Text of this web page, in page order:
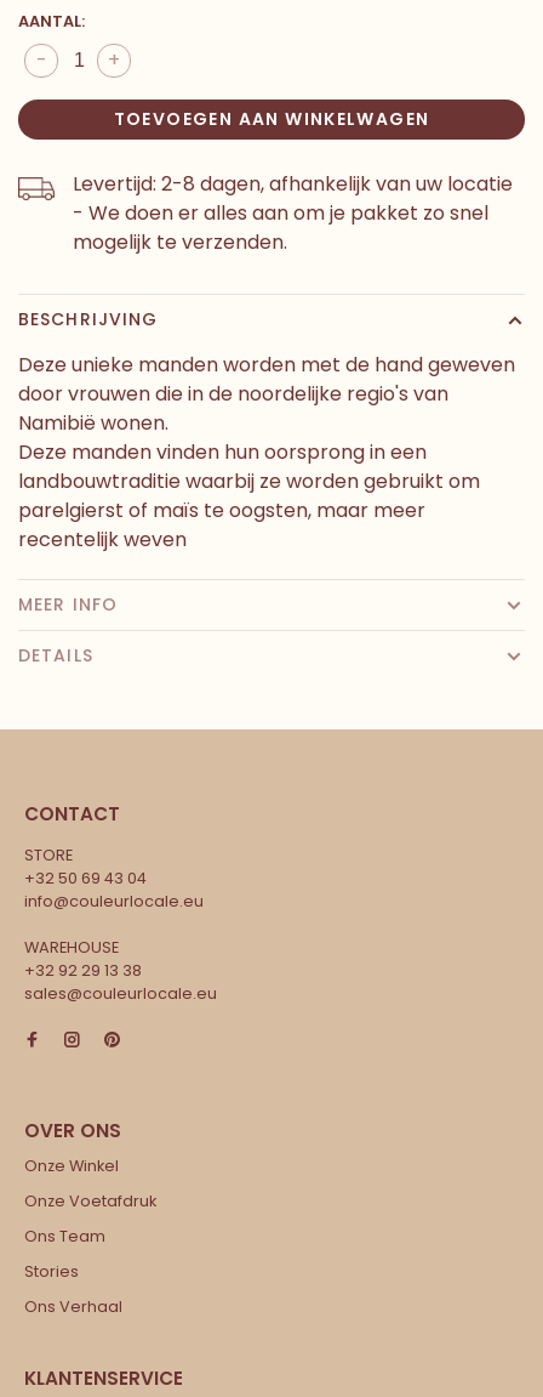
AANTAL:
+
-
TOEVOEGEN AAN WINKELWAGEN
Levertijd: 2-8 dagen, afhankelijk van uw locatie
- We doen er alles aan om je pakket zo snel
mogelijk te verzenden.
BESCHRIJVING
Deze unieke manden worden met de hand geweven
door vrouwen die in de noordelijke regio's van
Namibië wonen.
Deze manden vinden hun oorsprong in een
landbouwtraditie waarbij ze worden gebruikt om
parelgierst of maïs te oogsten, maar meer
recentelijk weven
MEER INFO
DETAILS
CONTACT
STORE
+32 50 69 43 04
info@couleurlocale.eu
WAREHOUSE
+32 92 29 13 38
sales@couleurlocale.eu
Onze Winkel
Onze Voetafdruk
Ons Team
Stories
Ons Verhaal